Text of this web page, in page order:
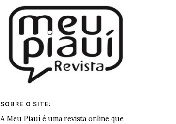
SOBRE O SITE:
A Meu Piauí é uma revista online que